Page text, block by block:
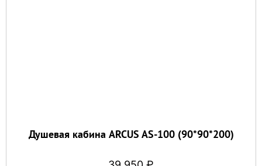
Душевая кабина ARCUS AS-100 (90*90*200)